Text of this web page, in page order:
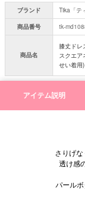
ブランド
Tika「テ
商品番号
tk-
商品名
膝丈ドレ
スクエア
せい着用
アイテム説明
さりげ
透け感
パール